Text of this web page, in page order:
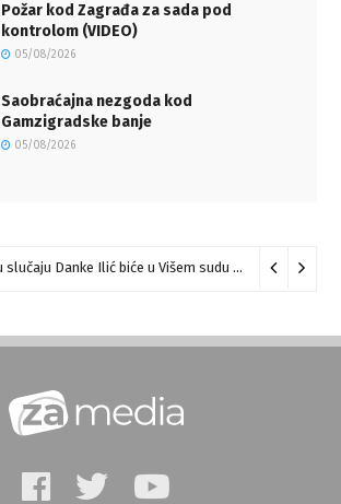
Požar kod Zagrađa za sada pod
kontrolom (VIDEO)
05/08/2026
Saobraćajna nezgoda kod
Gamzigradske banje
05/08/2026
Suđenje u slučaju Danke Ilić biće u Višem sudu u Negotinu?